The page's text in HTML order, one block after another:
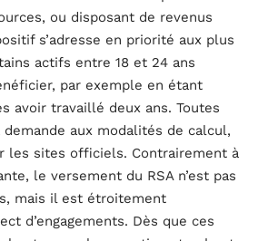
ou disposant de revenus
s’adresse en priorité aux plus
actifs entre 18 et 24 ans
par exemple en étant
avoir travaillé deux ans. Toutes
aux modalités de calcul,
les sites officiels. Contrairement à
le versement du RSA n’est pas
mais il est étroitement
d’engagements. Dès que ces